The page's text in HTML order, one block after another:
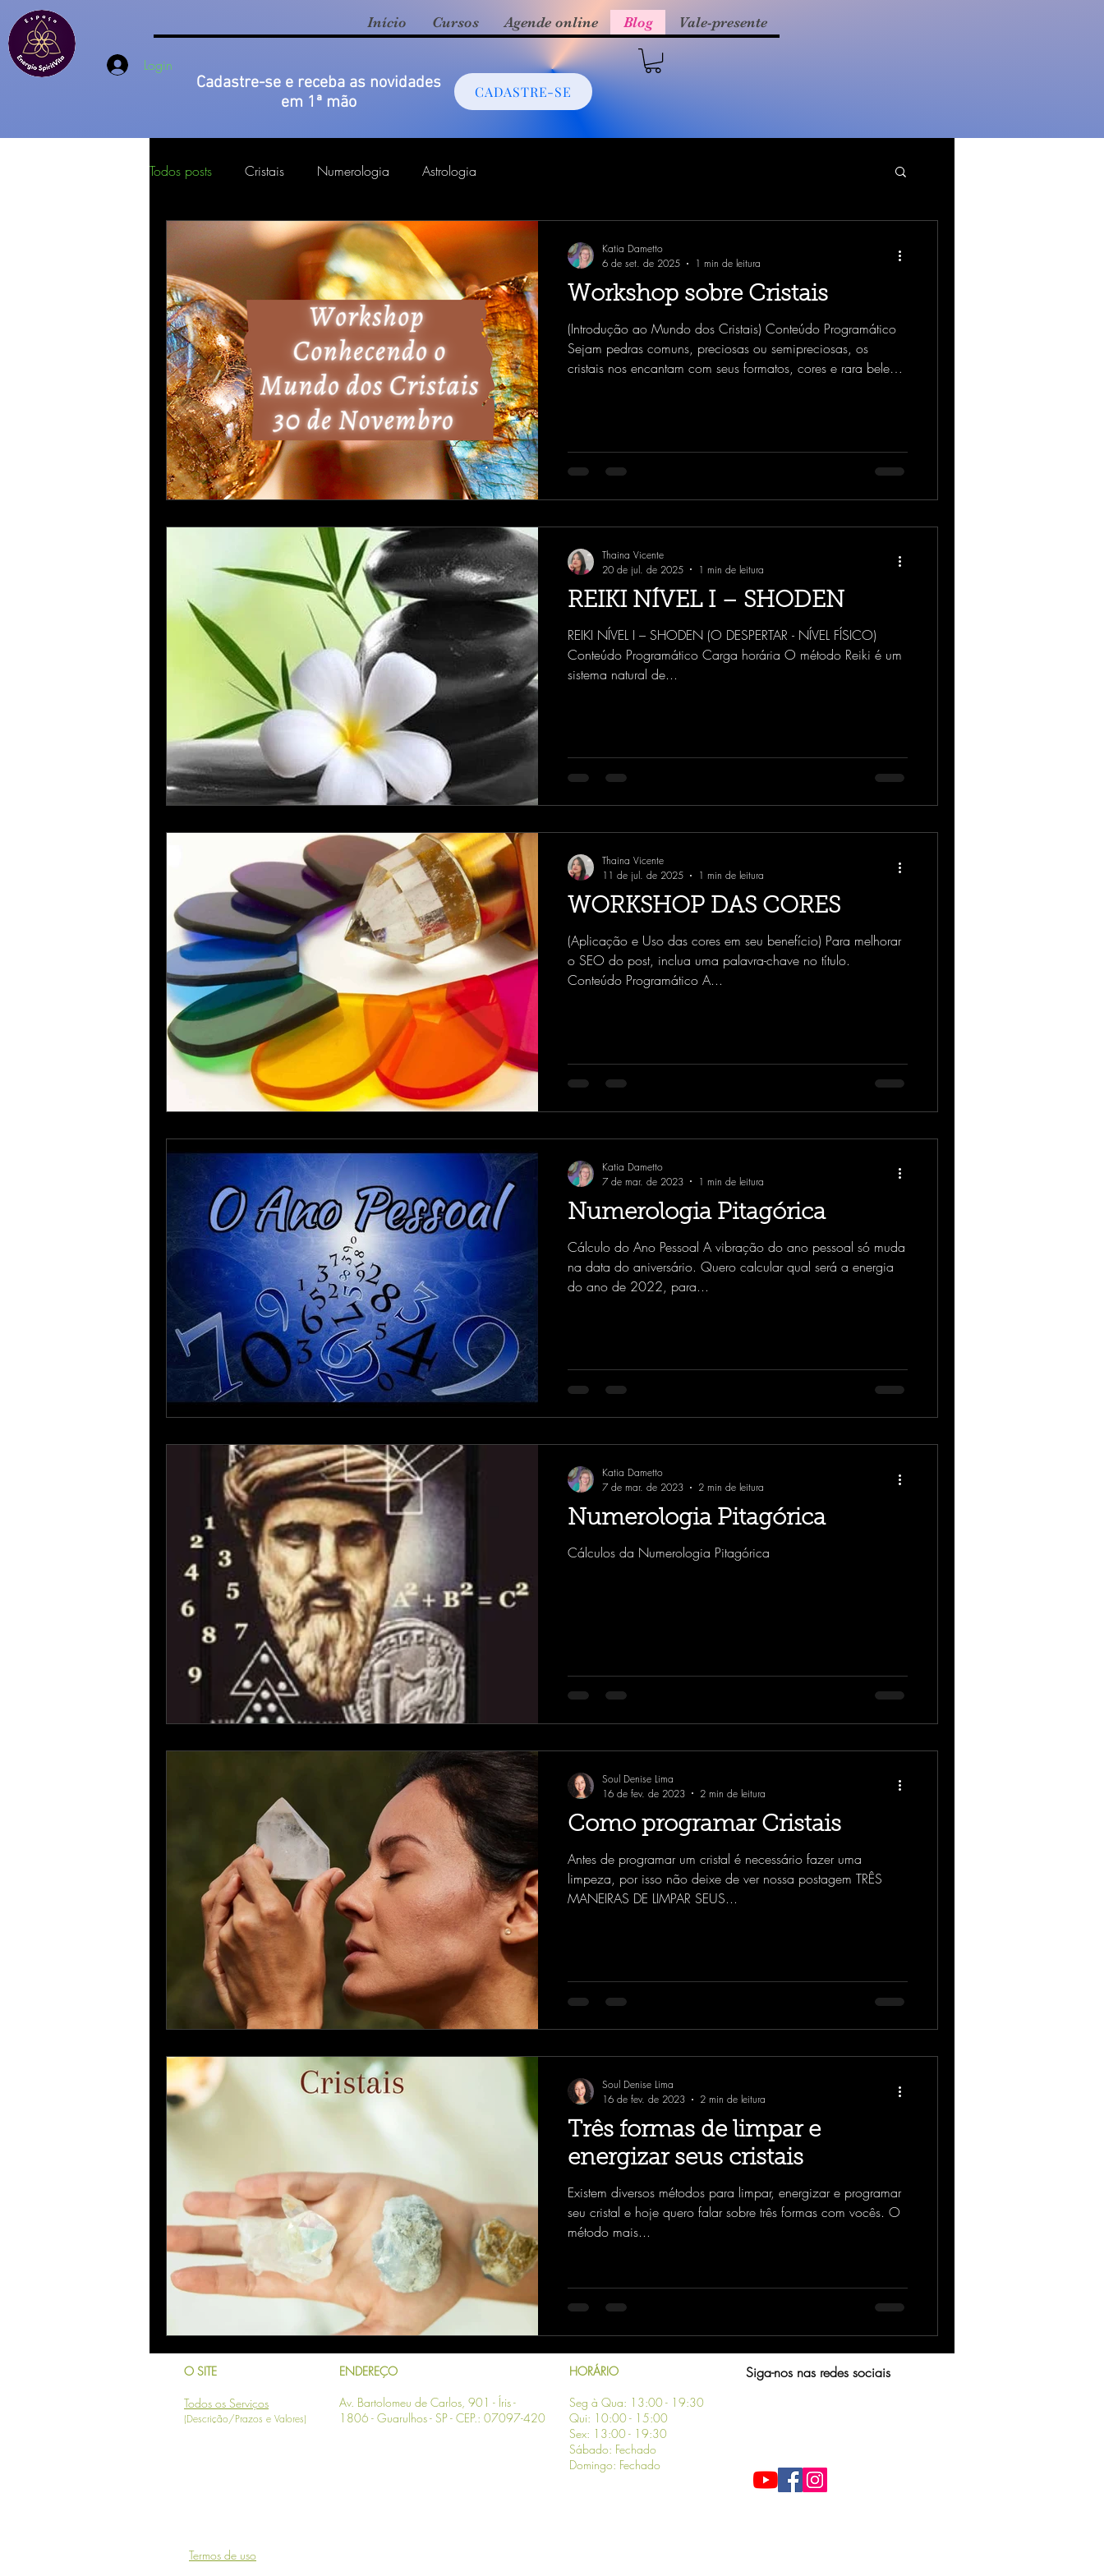
Início Cursos Agende online Blog Vale-presente
Login
Cadastre-se e receba as novidades
em 1ª mão
CADASTRE-SE
Todos posts Cristais Numerologia Astrologia
Workshop sobre Cristais
(Introdução ao Mundo dos Cristais) Conteúdo Programático
Sejam pedras comuns, preciosas ou semipreciosas, os
cristais nos encantam com seus formatos, cores e rara beleza.
de nós, seres humanos. ​ Objetivo : Possibilita a você utilizar
Katia Dametto
6 de set. de 2025
1 min de leitura
REIKI NÍVEL I – SHODEN
REIKI NÍVEL I – SHODEN (O DESPERTAR - NÍVEL FÍSICO)
Conteúdo Programático Carga horária O método Reiki é um
sistema natural de...
Thaina Vicente
20 de jul. de 2025
1 min de leitura
WORKSHOP DAS CORES
(Aplicação e Uso das cores em seu benefício) Para melhorar
o SEO do post, inclua uma palavra-chave no título.
Conteúdo Programático A...
Thaina Vicente
11 de jul. de 2025
1 min de leitura
Numerologia Pitagórica
Cálculo do Ano Pessoal A vibração do ano pessoal só muda
na data do aniversário. Quero calcular qual será a energia
do ano de 2022, para...
Katia Dametto
7 de mar. de 2023
1 min de leitura
Numerologia Pitagórica
Cálculos da Numerologia Pitagórica
Katia Dametto
7 de mar. de 2023
2 min de leitura
Como programar Cristais
Antes de programar um cristal é necessário fazer uma
limpeza, por isso não deixe de ver nossa postagem TRÊS
MANEIRAS DE LIMPAR SEUS...
Soul Denise Lima
16 de fev. de 2023
2 min de leitura
Três formas de limpar e
energizar seus cristais
Existem diversos métodos para limpar, energizar e programar
seu cristal e hoje quero falar sobre três formas com vocês. O
método mais...
Soul Denise Lima
16 de fev. de 2023
2 min de leitura
O SITE
Todos os Serviços
(Descrição/Prazos e Valores)
ENDEREÇO
Av. Bartolomeu de Carlos, 901 - Íris -
1806 - Guarulhos - SP- CEP.: 07097-420
HORÁRIO
Seg à Qua: 13:00 - 19:30
Qui: 10:00 - 15:00
Sex: 13:00 - 19:30
Sábado: Fechado
Domingo: Fechado
Siga-nos nas redes sociais
Termos de uso